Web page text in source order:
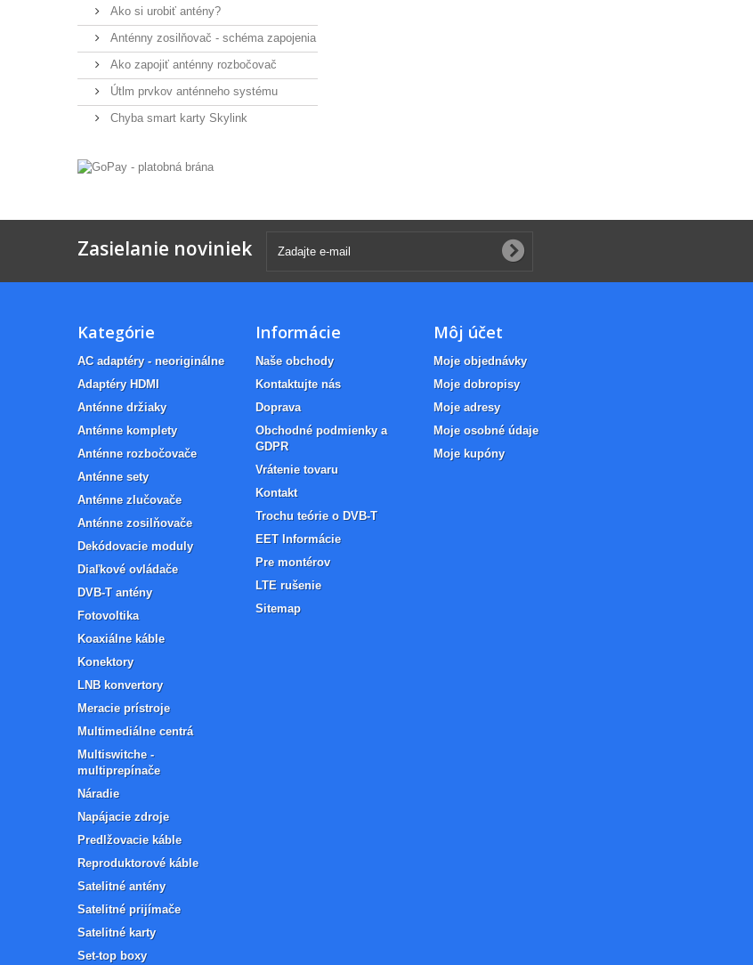
Ako si urobiť antény?
Anténny zosilňovač - schéma zapojenia
Ako zapojiť anténny rozbočovač
Útlm prvkov anténneho systému
Chyba smart karty Skylink
Zasielanie noviniek
Kategórie
AC adaptéry - neoriginálne
Adaptéry HDMI
Anténne držiaky
Anténne komplety
Anténne rozbočovače
Anténne sety
Anténne zlučovače
Anténne zosilňovače
Dekódovacie moduly
Diaľkové ovládače
DVB-T antény
Fotovoltika
Koaxiálne káble
Konektory
LNB konvertory
Meracie prístroje
Multimediálne centrá
Multiswitche -
multiprepínače
Náradie
Napájacie zdroje
Predlžovacie káble
Reproduktorové káble
Satelitné antény
Satelitné prijímače
Satelitné karty
Set-top boxy
Informácie
Naše obchody
Kontaktujte nás
Doprava
Obchodné podmienky a
GDPR
Vrátenie tovaru
Kontakt
Trochu teórie o DVB-T
EET Informácie
Pre montérov
LTE rušenie
Sitemap
Môj účet
Moje objednávky
Moje dobropisy
Moje adresy
Moje osobné údaje
Moje kupóny